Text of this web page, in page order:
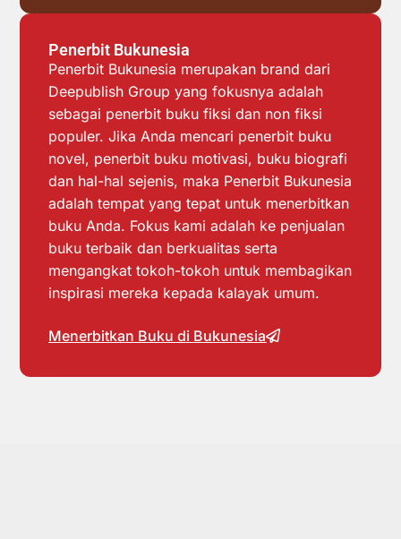
Penerbit Bukunesia
Penerbit Bukunesia merupakan brand dari
Deepublish Group yang fokusnya adalah
sebagai penerbit buku fiksi dan non fiksi
populer. Jika Anda mencari penerbit buku
novel, penerbit buku motivasi, buku biografi
dan hal-hal sejenis, maka Penerbit Bukunesia
adalah tempat yang tepat untuk menerbitkan
buku Anda. Fokus kami adalah ke penjualan
buku terbaik dan berkualitas serta
mengangkat tokoh-tokoh untuk membagikan
inspirasi mereka kepada kalayak umum.
Menerbitkan Buku di Bukunesia